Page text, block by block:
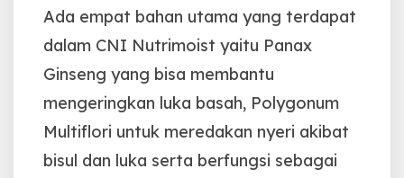
Ada empat bahan utama yang terdapat
dalam CNI Nutrimoist yaitu Panax
Ginseng yang bisa membantu
mengeringkan luka basah, Polygonum
Multiflori untuk meredakan nyeri akibat
bisul dan luka serta berfungsi sebagai